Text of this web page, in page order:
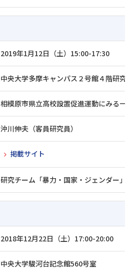
2019年1月12日（土）15:00-17:30
中央大学多摩キャンパス２号館４階研究
相模原市県立高校設置促進運動にみる
沖川伸夫（客員研究員）
掲載サイト
研究チーム「暴力・国家・ジェンダー」
2018年12月22日（土）17:00-20:00
中央大学駿河台記念館560号室